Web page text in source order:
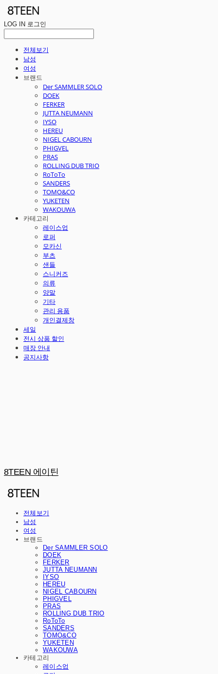
LOG IN 로그인
전체보기
남성
여성
브랜드
Der SAMMLER SOLO
DOEK
FERKER
JUTTA NEUMANN
IYSO
HEREU
NIGEL CABOURN
PHIGVEL
PRAS
ROLLING DUB TRIO
RoToTo
SANDERS
TOMO&CO
YUKETEN
WAKOUWA
카테고리
레이스업
로퍼
모카신
부츠
샌들
스니커즈
의류
양말
기타
관리 용품
개인결제창
세일
전시 상품 할인
매장 안내
공지사항
8TEEN 에이틴
전체보기
남성
여성
브랜드
Der SAMMLER SOLO
DOEK
FERKER
JUTTA NEUMANN
IYSO
HEREU
NIGEL CABOURN
PHIGVEL
PRAS
ROLLING DUB TRIO
RoToTo
SANDERS
TOMO&CO
YUKETEN
WAKOUWA
카테고리
레이스업